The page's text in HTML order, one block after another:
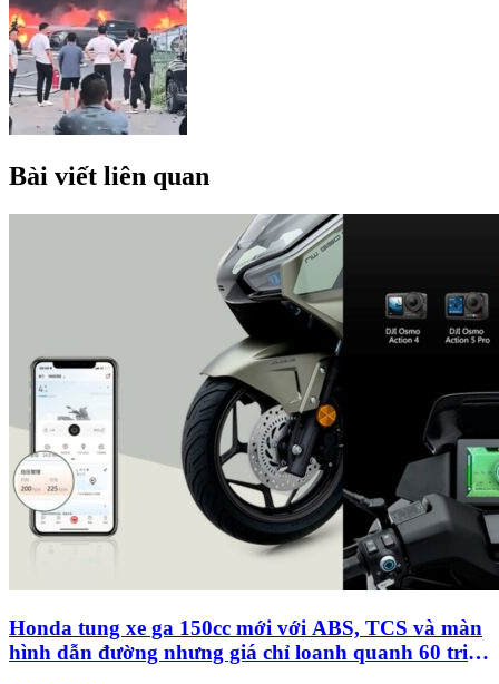
Bài viết liên quan
Honda tung xe ga 150cc mới với ABS, TCS và màn
hình dẫn đường nhưng giá chỉ loanh quanh 60 triệu